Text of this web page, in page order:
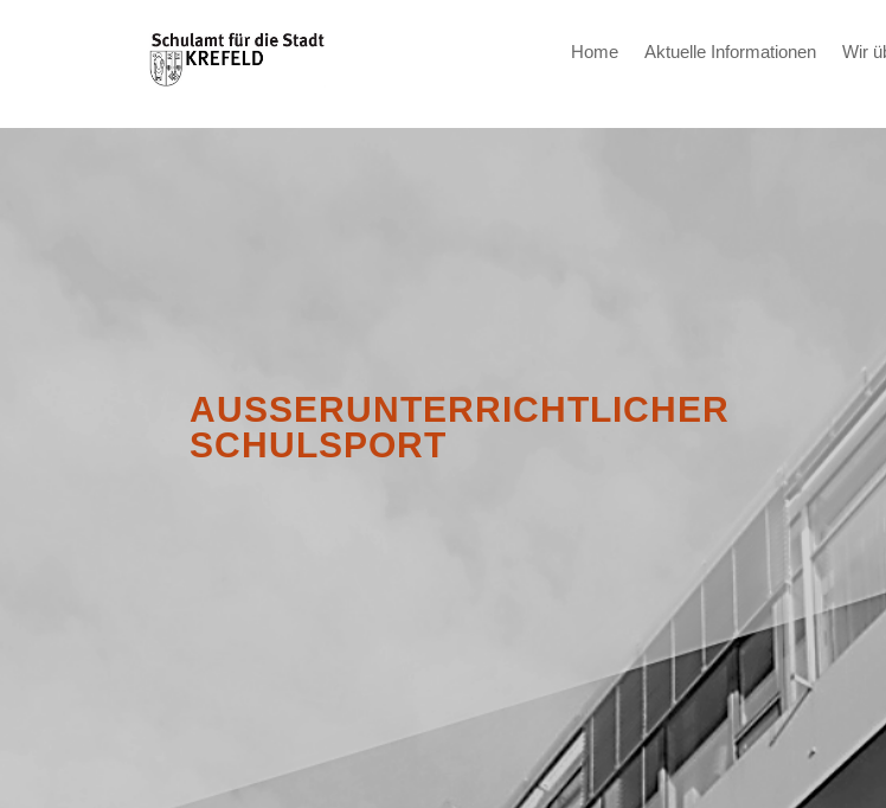
Home Aktuelle Informationen Wir
AUSSERUNTERRICHTLICHER S
CHULSPORT